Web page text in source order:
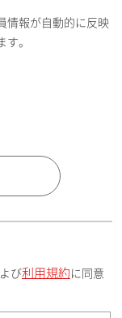
情報が自動的に反映
す。
び利用規約 に同意